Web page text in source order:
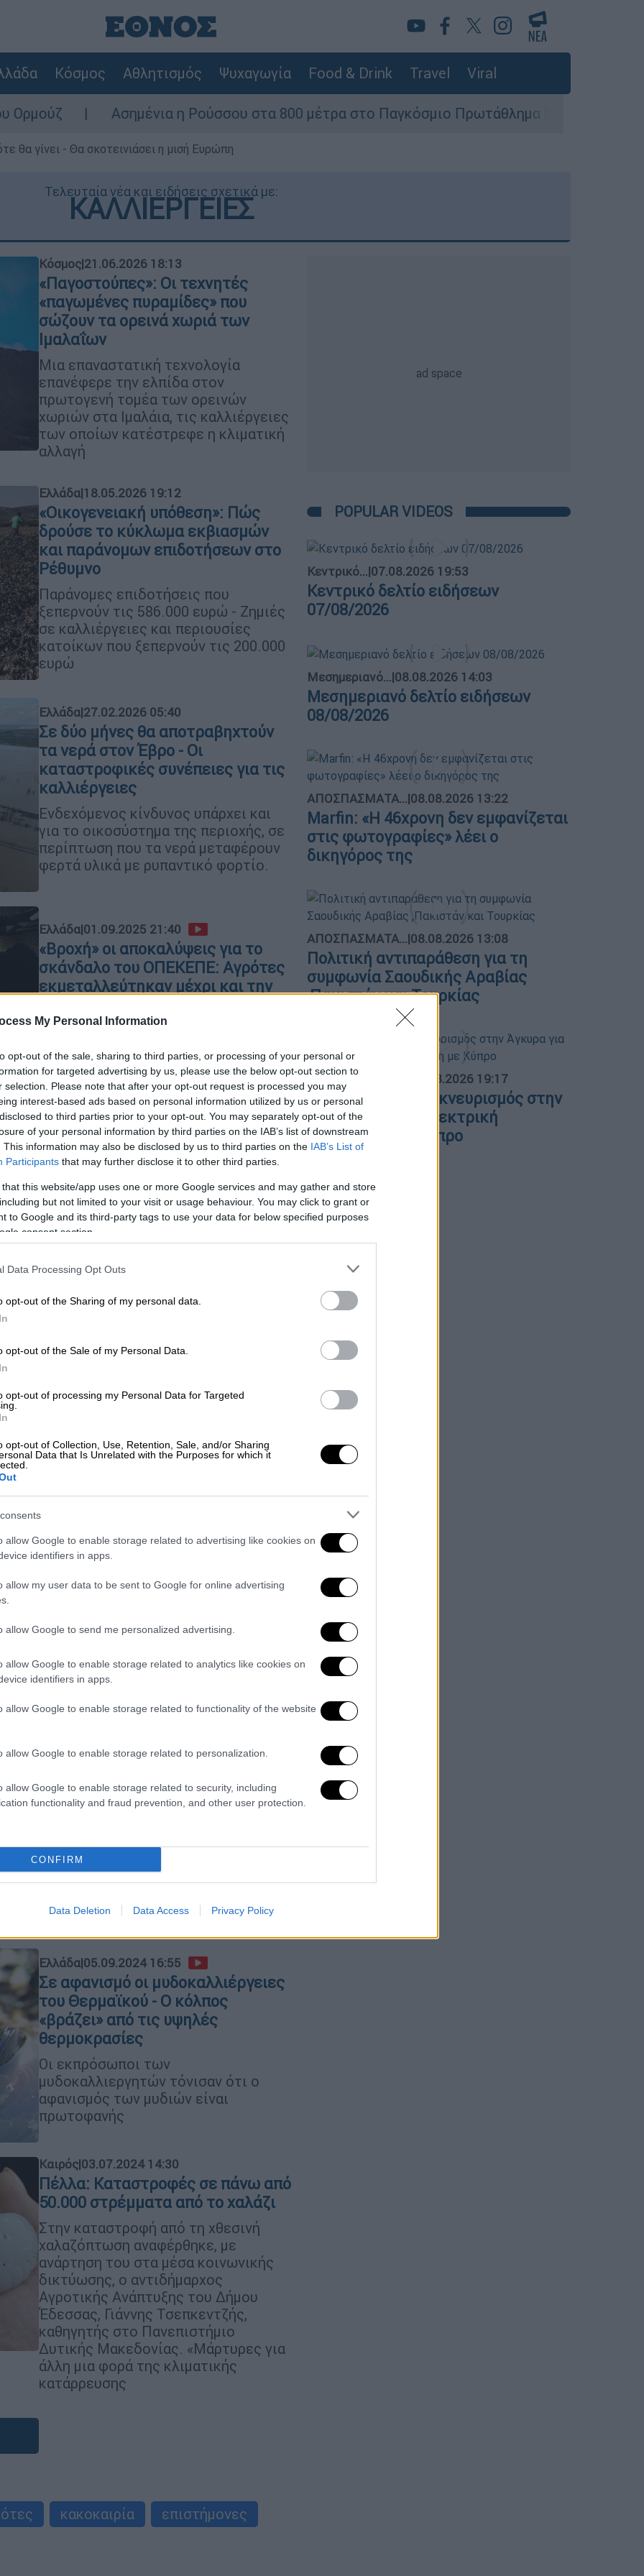
My Personal Information
opt-out of the sale, sharing to third parties, or processing of your personal or
for targeted advertising by us, please use the below opt-out section to
selection. Please note that after your opt-out request is processed you may
interest-based ads based on personal information utilized by us or personal
to third parties prior to your opt-out. You may separately opt-out of the
of your personal information by third parties on the IAB’s list of downstream
This information may also be disclosed by us to third parties on the IAB’s List of
Participants that may further disclose it to other third parties.
that this website/app uses one or more Google services and may gather and store
but not limited to your visit or usage behaviour. You may click to grant or
to Google and its third-party tags to use your data for below specified purposes
consent section.
Data Processing Opt Outs
opt-out of the Sharing of my personal data.
opt-out of the Sale of my Personal Data.
opt-out of processing my Personal Data for Targeted
opt-out of Collection, Use, Retention, Sale, and/or Sharing
Data that Is Unrelated with the Purposes for which it
allow Google to enable storage related to advertising like cookies on
identifiers in apps.
allow my user data to be sent to Google for online advertising
allow Google to send me personalized advertising.
allow Google to enable storage related to analytics like cookies on
identifiers in apps.
allow Google to enable storage related to functionality of the website
allow Google to enable storage related to personalization.
allow Google to enable storage related to security, including
functionality and fraud prevention, and other user protection.
CONFIRM
Data Deletion Data Access Privacy Policy
Κόσμος Αθλητισμός Ψυχαγωγία Food & Drink Travel Viral
Ασημένια η Ρούσσου στα 800 μέτρα στο Παγκόσμιο Πρωτάθλημα Στίβου Κ20
θα γίνει - Θα σκοτεινιάσει η μισή Ευρώπη
Τελευταία νέα και ειδήσεις σχετικά με:
ΚΑΛΛΙΕΡΓΕΙΕΣ
Κόσμος|21.06.2026 18:13
«Παγοστούπες»: Οι τεχνητές
«παγωμένες πυραμίδες» που
σώζουν τα ορεινά χωριά των
Ιμαλαΐων
Μια επαναστατική τεχνολογία
επανέφερε την ελπίδα στον
πρωτογενή τομέα των ορεινών
χωριών στα Ιμαλάια, τις καλλιέργειες
των οποίων κατέστρεφε η κλιματική
αλλαγή
Ελλάδα|18.05.2026 19:12
«Οικογενειακή υπόθεση»: Πώς
δρούσε το κύκλωμα εκβιασμών
και παράνομων επιδοτήσεων στο
Ρέθυμνο
Παράνομες επιδοτήσεις που
ξεπερνούν τις 586.000 ευρώ - Ζημιές
σε καλλιέργειες και περιουσίες
κατοίκων που ξεπερνούν τις 200.000
ευρώ
Ελλάδα|27.02.2026 05:40
Σε δύο μήνες θα αποτραβηχτούν
τα νερά στον Έβρο - Οι
καταστροφικές συνέπειες για τις
καλλιέργειες
Ενδεχόμενος κίνδυνος υπάρχει και
για το οικοσύστημα της περιοχής, σε
περίπτωση που τα νερά μεταφέρουν
φερτά υλικά με ρυπαντικό φορτίο.
Ελλάδα|01.09.2025 21:40
«Βροχή» οι αποκαλύψεις για το
σκάνδαλο του ΟΠΕΚΕΠΕ: Αγρότες
εκμεταλλεύτηκαν μέχρι και την
Έναν μήνα μετά τη θεομηνία Daniel
εκτάσεις βιομηχανική ντομάτα
Κόσμος|27.04.2025 06:40
Ο παγετός «δάγκωσε» τις
Ακριβαίνουν φρούτα και
φουντούκια
Ένα από τα σφοδρότερα ψυχρά
έπληξε την γειτονική χώρα
Όλο το σχέδιο για την ενίσχυση
καλλιεργειών - Με 600 εκ. ευρώ
600 εκατ. ευρώ για θερμοκηπιακές
Food & Drink 22.12.2024 17:53
Επαναστατική ανακάλυψη: Η νέα
ποικιλία πατάτας που επιδεικνύει
θερμοκρασίες
σημαντικό βήμα για τη διατροφική
ασφάλεια σε μια εποχή κλιματικής
Προβλήματα από την κακοκαιρία
στην Ηλεία: Πλημμύρισαν δρόμοι
Μερικές ώρες
έντονης βροχόπτωσης το βράδυ της
Τρίτης ήταν αρκετές
Ελλάδα|05.09.2024 16:55
Σε αφανισμό οι μυδοκαλλιέργειες
του Θερμαϊκού - Ο κόλπος
«βράζει» από τις υψηλές
θερμοκρασίες
Οι εκπρόσωποι των
μυδοκαλλιεργητών τόνισαν ότι ο
αφανισμός των μυδιών είναι
πρωτοφανής
Καιρός|03.07.2024 14:30
Πέλλα: Καταστροφές σε πάνω από
50.000 στρέμματα από το χαλάζι
Στην καταστροφή από τη χθεσινή
χαλαζόπτωση αναφέρθηκε, με
ανάρτηση του στα μέσα κοινωνικής
δικτύωσης, ο αντιδήμαρχος
Αγροτικής Ανάπτυξης του Δήμου
Έδεσσας, Γιάννης Τσεπκεντζής,
καθηγητής στο Πανεπιστήμιο
Δυτικής Μακεδονίας. «Μάρτυρες για
άλλη μια φορά της κλιματικής
κατάρρευσης
κακοκαιρία
επιστήμονες
POPULAR VIDEOS
Κεντρικό...|07.08.2026 19:53
Κεντρικό δελτίο ειδήσεων
07/08/2026
Μεσημεριανό...|08.08.2026 14:03
Μεσημεριανό δελτίο ειδήσεων
08/08/2026
ΑΠΟΣΠΑΣΜΑΤΑ...|08.08.2026 13:22
Marfin: «Η 46χρονη δεν εμφανίζεται
στις φωτογραφίες» λέει ο
δικηγόρος της
ΑΠΟΣΠΑΣΜΑΤΑ...|08.08.2026 13:08
Πολιτική αντιπαράθεση για τη
συμφωνία Σαουδικής Αραβίας
,Πακιστάν και Τουρκίας
ΑΠΟΣΠΑΣΜΑΤΑ... 07.08.2026 19:17
Ελλάδα - Γαλλία: Εκνευρισμός στην
Άγκυρα για την ηλεκτρική
διασύνδεση με Κύπρο